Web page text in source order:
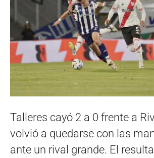
Talleres cayó 2 a 0 frente a
volvió a quedarse con las
ante un rival grande. El